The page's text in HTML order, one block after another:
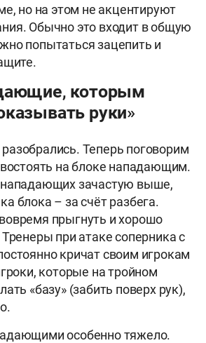
но на этом не акцентируют
Обычно это входит в общую
попытаться зацепить и
которым
руки»
Теперь поговорим
на блоке нападающим.
зачастую выше,
блока – за счёт разбега.
прыгнуть и хорошо
при атаке соперника с
кричат своим игрокам
которые на тройном
«базу» (забить поверх рук),
особенно тяжело.